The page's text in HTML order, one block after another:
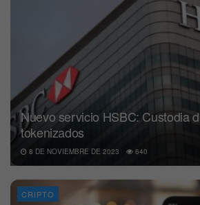
Nuevo servicio HSBC: Custodia
tokenizados
8 DE NOVIEMBRE DE 2023 640
CRIPTO